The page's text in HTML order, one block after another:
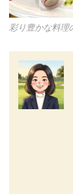
彩り豊かな料理